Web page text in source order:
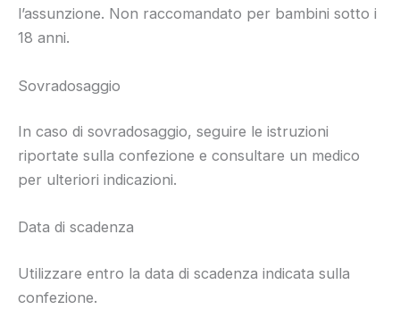
l’assunzione. Non raccomandato per bambini sotto i
18 anni.
Sovradosaggio
In caso di sovradosaggio, seguire le istruzioni
riportate sulla confezione e consultare un medico
per ulteriori indicazioni.
Data di scadenza
Utilizzare entro la data di scadenza indicata sulla
confezione.